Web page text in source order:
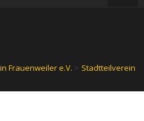
Frauenweiler e.V. > Stadtteilverein